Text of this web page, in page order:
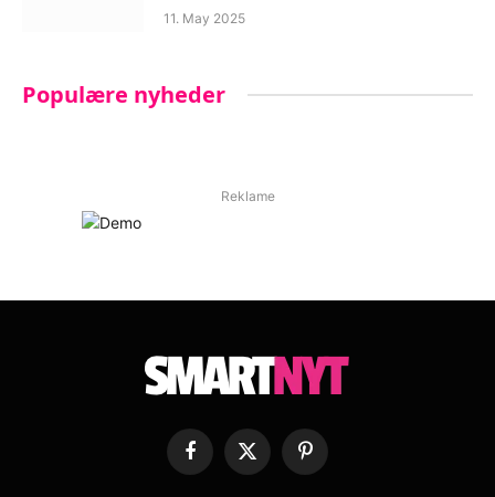
11. May 2025
Populære nyheder
Reklame
Facebook
X
(Twitter)
Pinterest